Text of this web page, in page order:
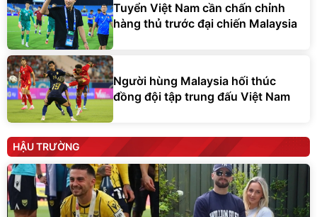
Tuyển Việt Nam cần chấn chỉnh
hàng thủ trước đại chiến Malaysia
Người hùng Malaysia hối thúc
đồng đội tập trung đấu Việt Nam
HẬU TRƯỜNG